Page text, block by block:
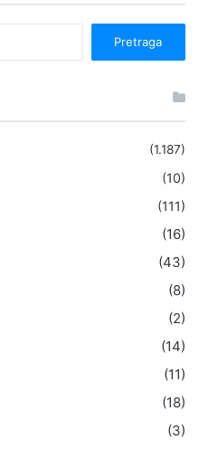
(1.187)
(10)
(111)
(16)
(43)
(8)
(2)
(14)
(11)
(18)
(3)